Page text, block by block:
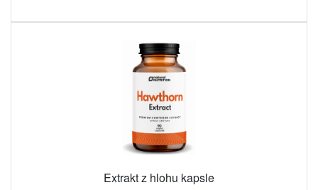
Extrakt z hlohu kapsle